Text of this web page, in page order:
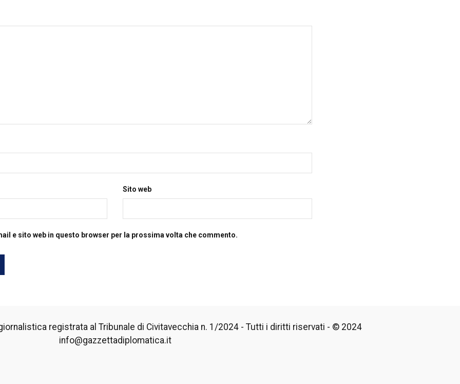
Sito web
e sito web in questo browser per la prossima volta che commento.
registrata al Tribunale di Civitavecchia n. 1/2024 - Tutti i diritti riservati - © 2024
info@gazzettadiplomatica.it